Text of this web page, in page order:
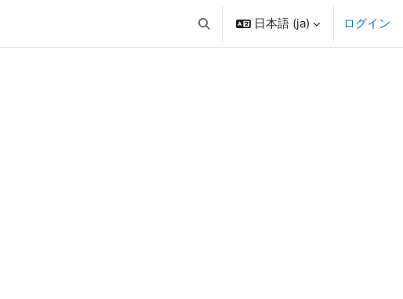
検索入力に切り替える
日本語 ‎(ja)‎ ログイン